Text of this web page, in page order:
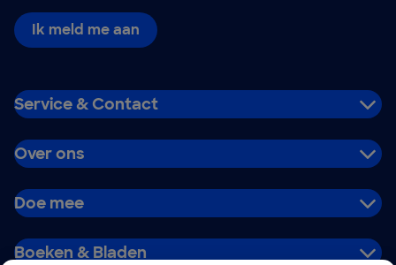
Ik meld me aan
Service & Contact
Over ons
Doe mee
Boeken & Bladen